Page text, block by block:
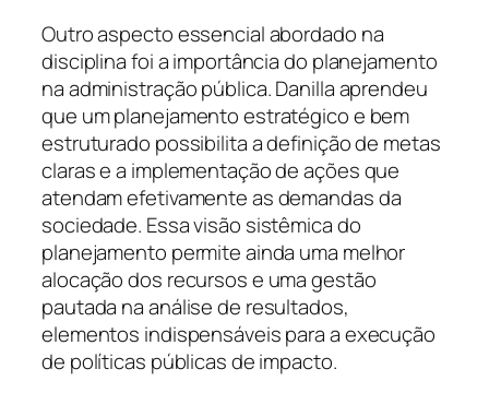
Outro aspecto essencial abordado na
disciplina foi a importância do planejamento
na administração pública. Danilla aprendeu
que um planejamento estratégico e bem
estruturado possibilita a definição de metas
claras e a implementação de ações que
atendam efetivamente as demandas da
sociedade. Essa visão sistêmica do
planejamento permite ainda uma melhor
alocação dos recursos e uma gestão
pautada na análise de resultados,
elementos indispensáveis para a execução
de políticas públicas de impacto.